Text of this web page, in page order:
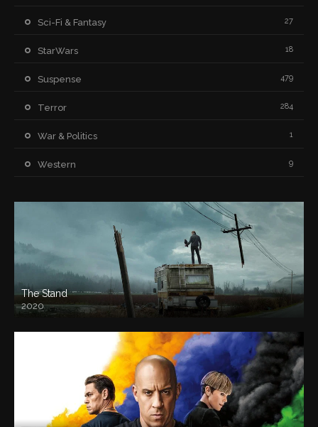
Sci-Fi & Fantasy 27
StarWars 18
Suspense 479
Terror 284
War & Politics 1
Western 9
The Stand
2020